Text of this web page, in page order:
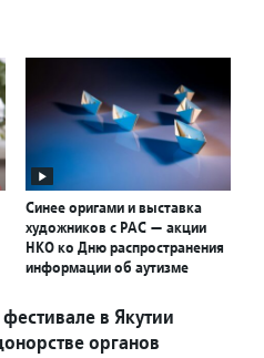
Синее оригами и выставка
художников с РАС — акции
НКО ко Дню распространения
информации об аутизме
в Якутии
органов